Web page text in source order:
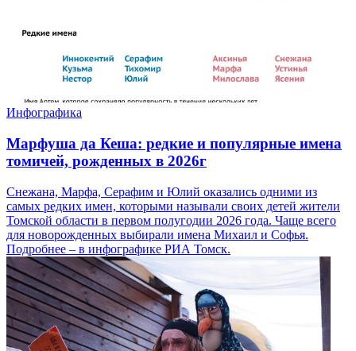
Инфографика
Марфуша да Кеша: редкие и популярные имена
томичей, рожденных в 2026г
Снежана, Марфа, Серафим и Юлий оказались одними из
самых редких имен, которыми называли своих детей жители
Томской области в первом полугодии 2026 года. Чаще всего
для новорожденных выбирали имена Михаил и Софья.
Подробнее – в инфографике РИА Томск.